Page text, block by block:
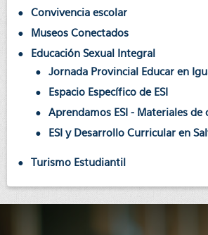
Convivencia escolar
Museos Conectados
Educación Sexual Integral
Jornada Provincial Educar en
Espacio Específico de ESI
Aprendamos ESI - Materiales de
ESI y Desarrollo Curricular en
Turismo Estudiantil